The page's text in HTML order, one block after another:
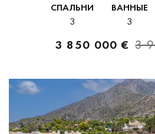
деталями, создавая утончённый и
Находится у
СПАЛЬНИ
3
ВАННЫЕ
3
3 850 000 € 3